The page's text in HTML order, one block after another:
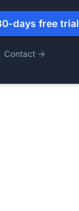
days free trial
Contact →